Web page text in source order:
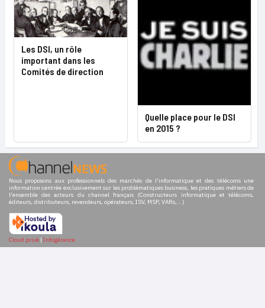
Les DSI, un rôle
important dans les
Comités de direction
Quelle place pour le DSI
en 2015 ?
Nous proposons aux professionnels des marchés de l'informatique et des télécoms une
information centrée exclusivement sur les problématiques business, les pratiques métiers de
l'ensemble des acteurs du channel français (Constructeurs informatique et télécoms,
éditeurs, distributeurs, revendeurs, opérateurs, ISV, MSP, VARs,...)
Cloud privé | Infogérance